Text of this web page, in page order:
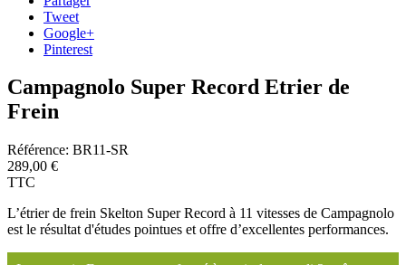
Tweet
Google+
Pinterest
Campagnolo Super Record Etrier de
Frein
Référence: BR11-SR
289,00 €
TTC
L’étrier de frein Skelton Super Record à 11 vitesses de Campagnolo
est le résultat d'études pointues et offre d’excellentes performances.